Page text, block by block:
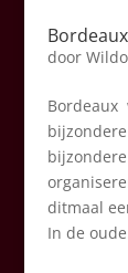
door Wildo
Bordeaux
ditmaal
In de